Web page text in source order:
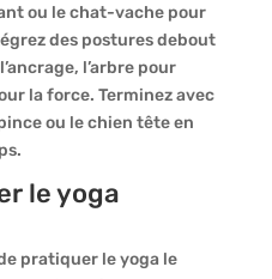
ou le chat-vache pour
des postures debout
l’arbre pour
la force. Terminez avec
ou le chien tête en
le yoga
pratiquer le yoga le